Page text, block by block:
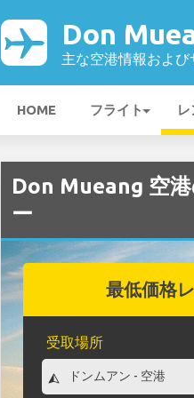
Don
主な空港情報および
HOME フライト
Don Mueang 空
ー
最低価格
受取場所